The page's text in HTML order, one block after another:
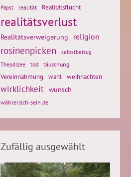
Papst realität Realitätsflucht
realitätsverlust
Realitätsverweigerung religion
rosinenpicken
selbstbetrug
Theodizee
tod täuschung
Vereinnahmung wahl weihnachten
wirklichkeit wunsch
wählerisch-sein.de
Zufällig ausgewählt